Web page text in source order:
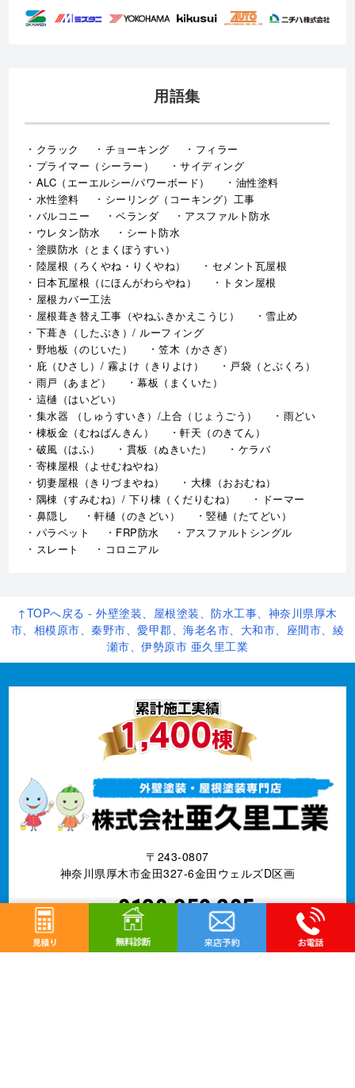
用語集
クラック チョーキング
フィラー
プライマー（シーラー）
サイディング
ALC（エーエルシー/パワーボード）
油性塗料
水性塗料
シーリング（コーキング）工事
バルコニー
ベランダ
アスファルト防水
ウレタン防水
シート防水
塗膜防水（とまくぼうすい）
陸屋根（ろくやね・りくやね）
セメント瓦屋根
日本瓦屋根（にほんがわらやね）
トタン屋根
屋根カバー工法
屋根葺き替え工事（やねふきかえこうじ）
雪止め
下葺き（したぶき）/ ルーフィング
野地板（のじいた）
笠木（かさぎ）
庇（ひさし）/ 霧よけ（きりよけ）
戸袋（とぶくろ）
雨戸（あまど）
幕板（まくいた）
這樋（はいどい）
集水器 （しゅうすいき）/上合（じょうごう）
雨どい
棟板金（むねばんきん）
軒天（のきてん）
破風（はふ）
貫板（ぬきいた）
ケラバ
寄棟屋根（よせむねやね）
切妻屋根（きりづまやね）
大棟（おおむね）
隅棟（すみむね）/ 下り棟（くだりむね）
ドーマー
鼻隠し
軒樋（のきどい）
竪樋（たてどい）
パラペット
FRP防水
アスファルトシングル
スレート
コロニアル
↑TOPへ戻る - 外壁塗装、屋根塗装、防水工事、神奈川県厚木
市、相模原市、秦野市、愛甲郡、海老名市、大和市、座間市、綾
瀬市、伊勢原市 亜久里工業
〒243-0807
神奈川県厚木市金田327-6金田ウェルズD区画
0120-359-205
Fax : 046-240-1386
営業電話お断りします